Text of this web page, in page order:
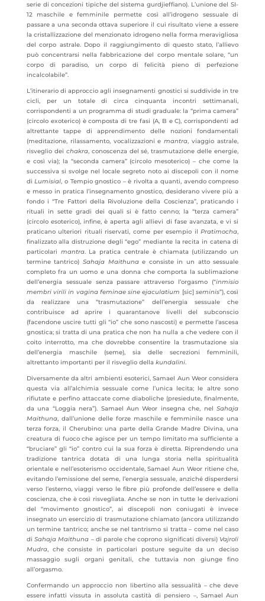
serie di concezioni tipiche del sistema gurdjieffiano). L’unione del SI-
12 maschile e femminile permette così all’idrogeno sessuale di
passare a una seconda ottava superiore il cui risultato viene a essere
la cristallizzazione del menzionato idrogeno nella forma meravigliosa
del corpo astrale. Dopo il raggiungimento di questo stato, l’allievo
può concentrarsi nella fabbricazione del corpo mentale solare, “un
corpo di paradiso, un corpo di felicità pieno di perfezione
incalcolabile”.
L’itinerario di approccio agli insegnamenti gnostici si suddivide in tre
cicli, per un totale di circa cinquanta incontri settimanali,
corrispondenti a un programma di studi graduale: la “prima camera”
(circolo exoterico) è composta di tre fasi (A, B e C), corrispondenti ad
altrettante tappe di apprendimento delle nozioni fondamentali
(meditazione, rilassamento, vocalizzazioni emantra, viaggio astrale,
risveglio dei chakra, conoscenza del sé, trasmutazione delle energie,
e così via); la “seconda camera” (circolo mesoterico) – che come la
successiva si svolge nel locale segreto noto ai discepoli con il nome
diLumisial, o Tempio gnostico – è rivolta a quanti, avendo compreso
e messo in pratica l’insegnamento gnostico, desiderano vivere più a
fondo i “Tre Fattori della Rivoluzione della Coscienza”, praticando i
rituali in sette gradi dei quali si è fatto cenno; la “terza camera”
(circolo esoterico), infine, è aperta agli allievi di fase avanzata, e vi si
praticano ulteriori rituali riservati, come per esempio ilPratimocha,
finalizzato alla distruzione degli “ego” mediante la recita in catena di
particolari mantra. La pratica centrale è chiamata (utilizzando un
termine tantrico) Sahaja Maithunae consiste in un atto sessuale
completo fra un uomo e una donna che comporta la sublimazione
dell’energia sessuale senza passare attraverso l’orgasmo (“inmisio
membri virili in vagina feminae sine ejaculatium [sic] seminis”), così
da realizzare una “trasmutazione” dell’energia sessuale che
contribuisce ad aprire i quarantanove livelli del subconscio
(facendone uscire tutti gli “io” che sono nascosti) e permette l’ascesa
gnostica; si tratta di una pratica che non ha nulla a che vedere con il
coito interrotto, ma che dovrebbe consentire la trasmutazione sia
dell’energia maschile (seme), sia delle secrezioni femminili,
altrettanto importanti per il risveglio della kundalini.
Diversamente da altri ambienti esoterici, Samael Aun Weor considera
questa via all’alchimia sessuale come l’unica lecita; le altre sono
rifiutate e perfino attaccate come diaboliche (presiedute, finalmente,
da una “Loggia nera”). Samael Aun Weor insegna che, nelSahaja
Maithuna, dall’unione delle forze maschile e femminile nasce una
terza forza, il Cherubino: una parte della Grande Madre Divina, una
creatura di fuoco che agisce per un tempo limitato ma sufficiente a
“bruciare” gli “io” contro cui la sua forza è diretta. Riprendendo una
tradizione tantrica dotata di una lunga storia nella spiritualità
orientale e nell’esoterismo occidentale, Samael Aun Weor ritiene che,
evitando l’emissione del seme, l’energia sessuale, anziché disperdersi
verso l’esterno, viaggi verso le fibre più profonde dell’essere e della
coscienza, che è così risvegliata. Anche se non in tutte le derivazioni
del “movimento gnostico”, ai discepoli non coniugati è invece
insegnato un esercizio di trasmutazione chiamato (ancora utilizzando
un termine tantrico; anche se nel tantrismo si tratta – come nel caso
diSahaja Maithuna – di parole che coprono significati diversi) Vajroli
Mudra, che consiste in particolari posture seguite da un deciso
massaggio sugli organi genitali, che tuttavia non giunge fino
all’orgasmo.
Confermando un approccio non libertino alla sessualità – che deve
essere infatti vissuta in assoluta castità di pensiero –, Samael Aun